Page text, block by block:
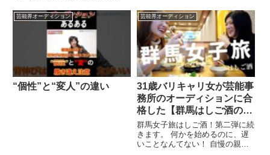
イート
芸能界オーディション
“個性”と“変人”の違い
芸能界オーディション
31歳バリキャリ女が芸能事
務所のオーディションに合
格した【群馬はしご酒の
旅】
群馬女子旅はしご酒！第二弾に続
きます。 何かを始めるのに、遅
いことなんてない！ 自慢の親友